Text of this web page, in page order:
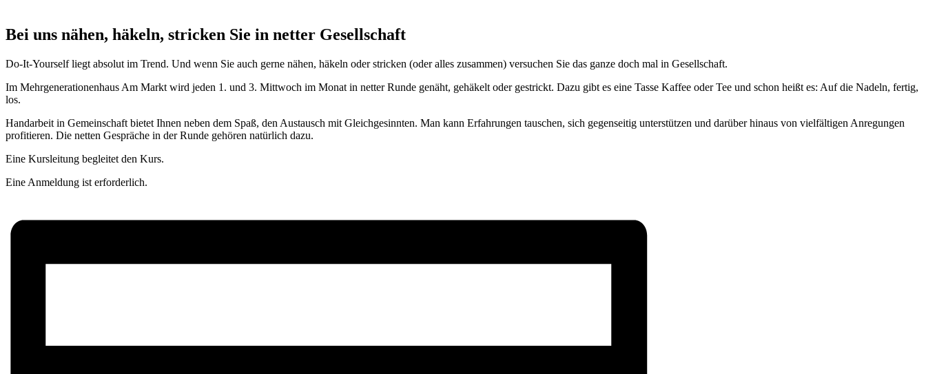
Bei uns nähen, häkeln, stricken Sie in netter Gesellschaft
Do-It-Yourself liegt absolut im Trend. Und wenn Sie auch gerne nähen, häkeln oder stricken (oder alles zusammen) versuchen Sie das ganze doch mal in Gesellschaft.
Im Mehrgenerationenhaus Am Markt wird jeden 1. und 3. Mittwoch im Monat in netter Runde genäht, gehäkelt oder gestrickt. Dazu gibt es eine Tasse Kaffee oder Tee und schon heißt es: Auf die Nadeln, fertig,
los.
Handarbeit in Gemeinschaft bietet Ihnen neben dem Spaß, den Austausch mit Gleichgesinnten. Man kann Erfahrungen tauschen, sich gegenseitig unterstützen und darüber hinaus von vielfältigen Anregungen
profitieren. Die netten Gespräche in der Runde gehören natürlich dazu.
Eine Kursleitung begleitet den Kurs.
Eine Anmeldung ist erforderlich.